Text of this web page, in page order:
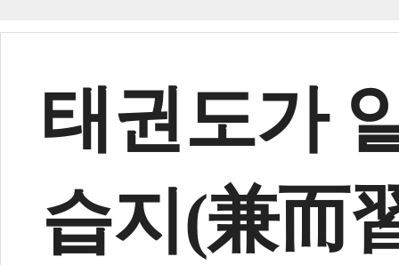
태권도가
습지(兼而